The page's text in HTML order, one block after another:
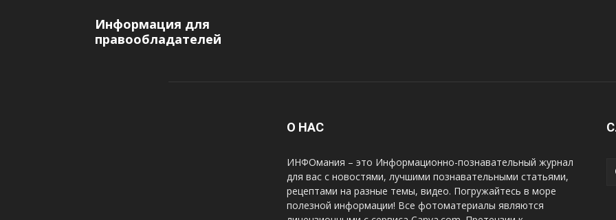
Информация для
правообладателей
О НАС
ИНФОмания – это Информационно-познавательный журнал
для вас с новостями, лучшими познавательными статьями,
рецептами на разные темы, видео. Погружайтесь в море
полезной информации! Все фотоматериалы являются